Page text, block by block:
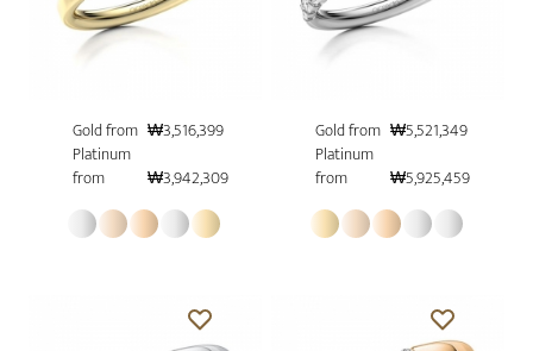
Gold from ₩3,516,399
Platinum
from
₩3,942,309
Gold from ₩5,521,349
Platinum
from
₩5,925,459